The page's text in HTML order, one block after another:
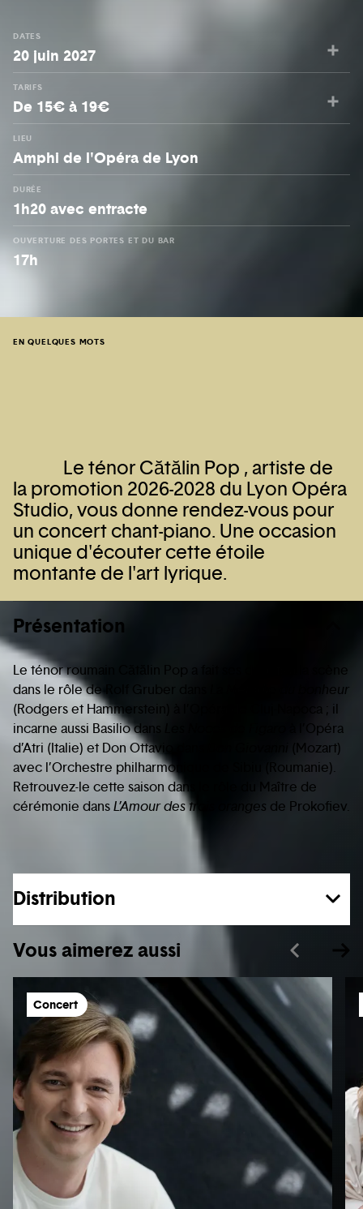
DATES
20 juin 2027
TARIFS
De 15€ à 19€
LIEU
Amphi de l'Opéra de Lyon
DURÉE
1h20 avec entracte
OUVERTURE DES PORTES ET DU BAR
17h
EN QUELQUES MOTS
Le ténor Cătălin Pop , artiste de
la promotion 2026-2028 du Lyon Opéra
Studio, vous donne rendez-vous pour
un concert chant-piano. Une occasion
unique d'écouter cette étoile
montante de l'art lyrique.
Présentation
Le ténor roumain Cătălin Pop a fait ses débuts à la scène
dans le rôle de Rolf Gruber dans
La Mélodie du bonheur
(Rodgers et Hammerstein) à l’Opéra de Cluj-Napoca ; il
incarne aussi Basilio dans
à l’Opéra
d’Atri (Italie) et Don Ottavio dans
(Mozart)
avec l’Orchestre philharmonique de Sibiu (Roumanie).
Retrouvez-le cette saison dans le rôle du Maître de
cérémonie dansL’Amour des trois oranges de Prokofiev.
Distribution
Vous aimerez aussi
Concert